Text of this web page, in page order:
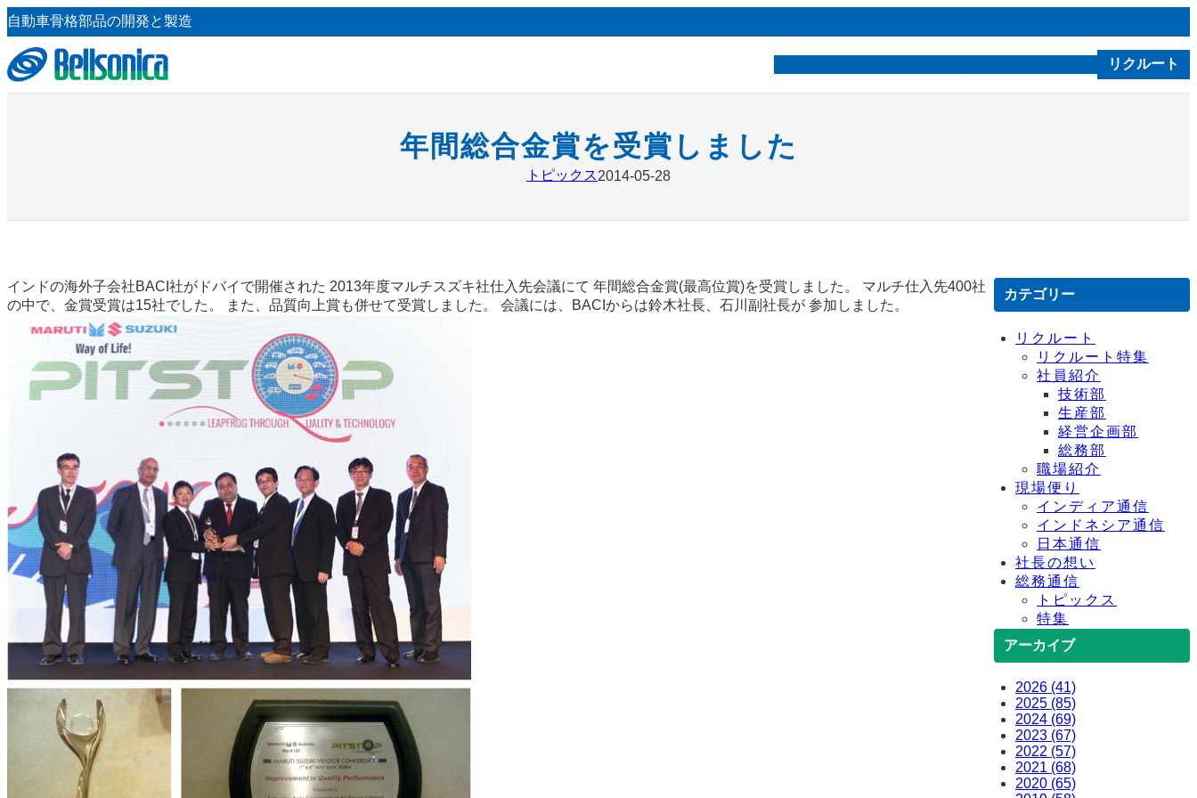
内
容
を
ス
キ
自動車骨格部品の開発と製造
リクルート
年間総合金賞を受賞しました
トピックス2014-05-28
インドの海外子会社BACI社がドバイで開催された 2013年度マルチスズキ社仕入先会議にて 年間総合金賞(最高位賞)を受賞しました。 マルチ仕入先400社
の中で、金賞受賞は15社でした。 また、品質向上賞も併せて受賞しました。 会議には、BACIからは鈴木社長、石川副社長が 参加しました。
カテゴリー
リクルート
リクルート特集
社員紹介
技術部
生産部
経営企画部
総務部
職場紹介
現場便り
インディア通信
インドネシア通信
日本通信
社長の想い
総務通信
トピックス
特集
アーカイブ
2026 (41)
2025 (85)
2024 (69)
2023 (67)
2022 (57)
2021 (68)
2020 (65)